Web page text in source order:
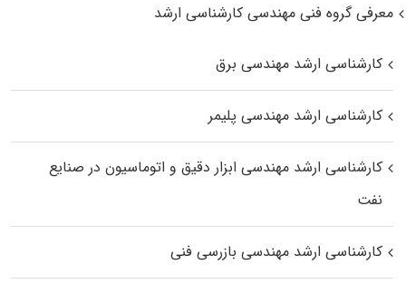
معرفی گروه فنی مهندسی کارشناسی ارشد
کارشناسی ارشد مهندسی برق
کارشناسی ارشد مهندسی پلیمر
کارشناسی ارشد مهندسی ابزار دقیق و اتوماسیون در صنایع
نفت
کارشناسی ارشد مهندسی بازرسی فنی